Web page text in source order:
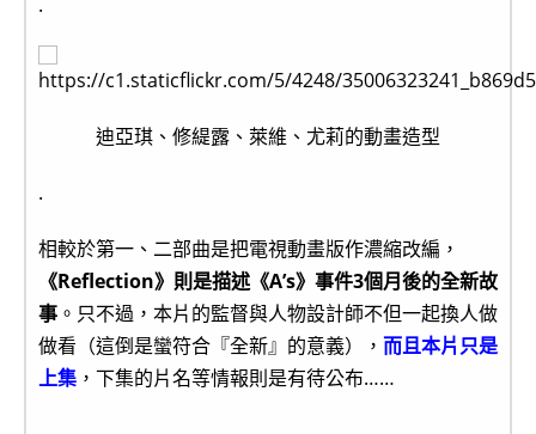
迪亞琪、修緹露、萊維、尤莉的動畫造型
.
相較於第一、二部曲是把電視動畫版作濃縮改編，
《Reflection》則是描述《A’s》事件3個月後的全新故
事 。只不過，本片的監督與人物設計師不但一起換人做
做看（這倒是蠻符合『全新』的意義）， 而且本片只是
上集 ，下集的片名等情報則是有待公布……